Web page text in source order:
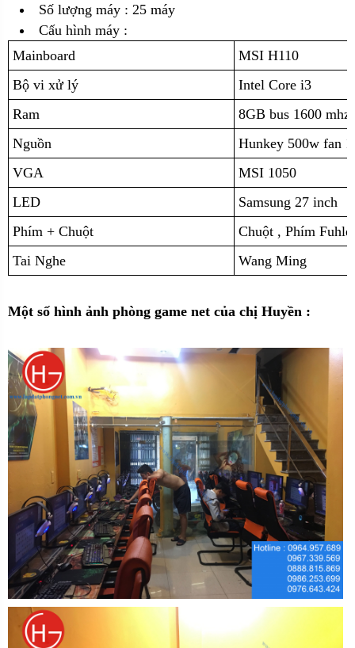
Số lượng máy : 25 máy
Cấu hình máy :
Mainboard
MSI H110
Bộ vi xử lý
Intel Core i3
Ram
8GB bus 1600
Nguồn
Hunkey 500w fan
VGA
MSI 1050
LED
Samsung 27 inch
Phím + Chuột
Chuột , Phím
Tai Nghe
Wang Ming
Một số hình ảnh phòng game net của chị Huyền :